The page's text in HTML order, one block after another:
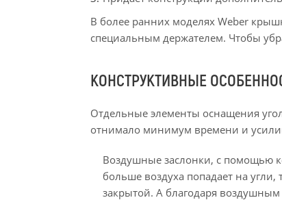
В более ранних моделях Weber
специальным держателем. Чтобы
КОНСТРУКТИВНЫЕ
Отдельные элементы оснащения
отнимало минимум времени и
Воздушные заслонки, с помощью
больше воздуха попадает на
закрытой. А благодаря